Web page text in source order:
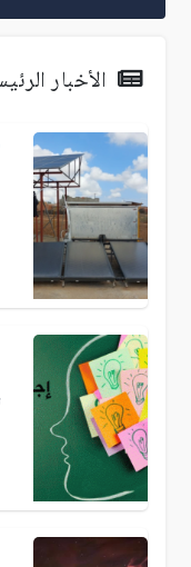
الأخبار